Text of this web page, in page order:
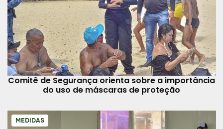
Comitê de Segurança orienta sobre a importância
do uso de máscaras de proteção
MEDIDAS